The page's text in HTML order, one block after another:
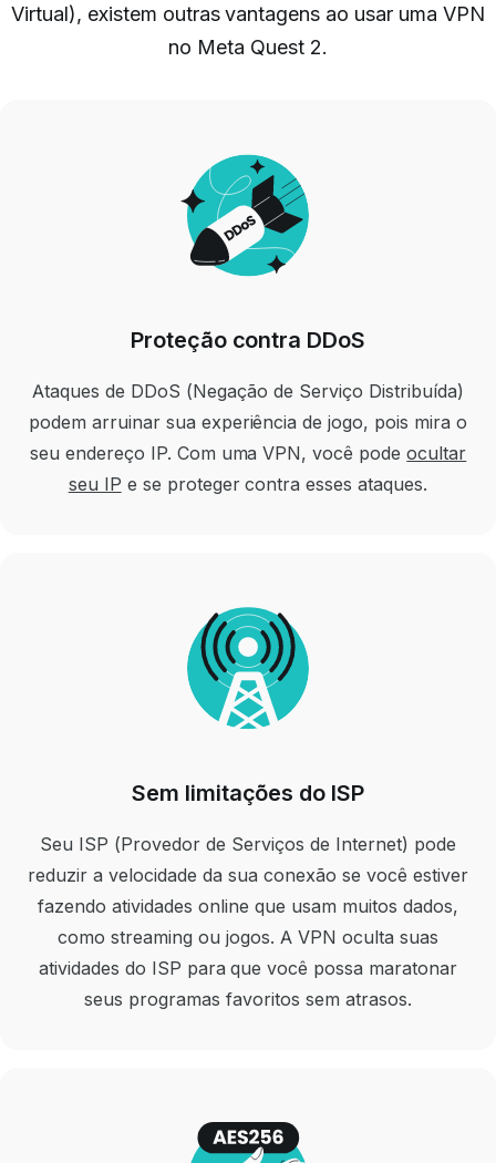
Virtual), existem outras vantagens ao usar uma VPN
no Meta Quest 2.
Proteção contra DDoS
Ataques de DDoS (Negação de Serviço Distribuída)
podem arruinar sua experiência de jogo, pois mira o
seu endereço IP. Com uma VPN, você podeocultar
seu IP e se proteger contra esses ataques.
Sem limitações do ISP
Seu ISP (Provedor de Serviços de Internet) pode
reduzir a velocidade da sua conexão se você estiver
fazendo atividades online que usam muitos dados,
como streaming ou jogos. A VPN oculta suas
atividades do ISP para que você possa maratonar
seus programas favoritos sem atrasos.